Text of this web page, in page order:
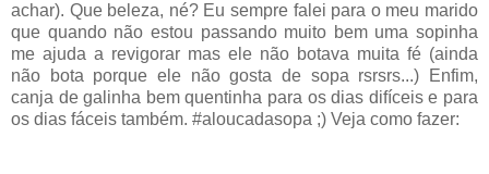
achar). Que beleza, né? Eu sempre falei para o meu marido
que quando não estou passando muito bem uma sopinha
me ajuda a revigorar mas ele não botava muita fé (ainda
não bota porque ele não gosta de sopa rsrsrs...) Enfim,
canja de galinha bem quentinha para os dias difíceis e para
os dias fáceis também. #aloucadasopa ;) Veja como fazer: